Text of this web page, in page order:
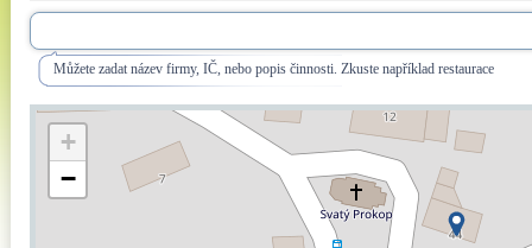
Můžete zadat název firmy, IČ, nebo popis činnosti. Zkuste například restaurace
+
−